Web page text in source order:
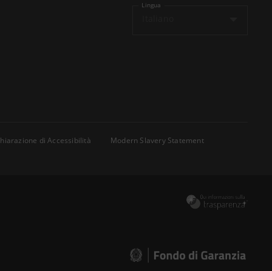
Lingua
di Accessibilità
Modern Slavery Statement